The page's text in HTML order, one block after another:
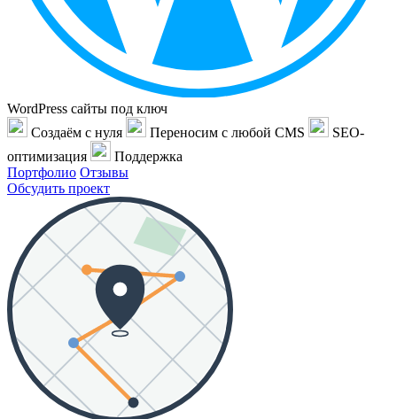
WordPress сайты под ключ
Создаём с нуля
Переносим с любой CMS
SEO-
оптимизация
Поддержка
Портфолио Отзывы
Обсудить проект